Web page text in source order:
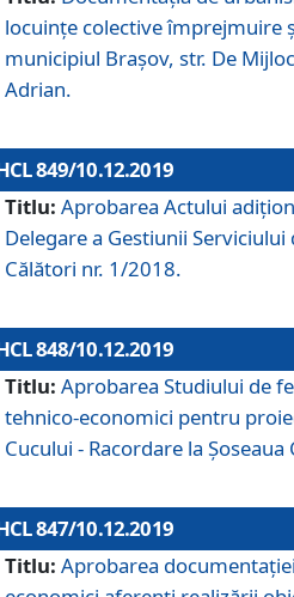
locuințe colective împrejmuire
municipiul Braşov, str. De
Adrian.
849/10.12.2019
Titlu: Aprobarea Actului
Delegare a Gestiunii
Călători nr. 1/2018.
848/10.12.2019
Titlu: Aprobarea Studiului de
tehnico-economici pentru
Cucului - Racordare la
847/10.12.2019
Titlu: Aprobarea